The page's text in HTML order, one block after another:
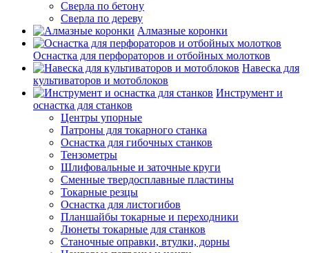
Сверла по бетону
Сверла по дереву
Алмазные коронки
Оснастка для перфораторов и отбойных молотков
Навеска для
культиваторов и мотоблоков
Инструмент и
оснастка для станков
Центры упорные
Патроны для токарного станка
Оснастка для гибочных станков
Тензометры
Шлифовальные и заточные круги
Сменные твердосплавные пластины
Токарные резцы
Оснастка для листогибов
Планшайбы токарные и переходники
Люнеты токарные для станков
Станочные оправки, втулки, дорны